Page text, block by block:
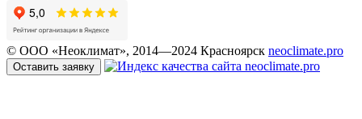
© ООО «Неоклимат», 2014—2024 Красноярск neoclimate.pro
Оставить заявку